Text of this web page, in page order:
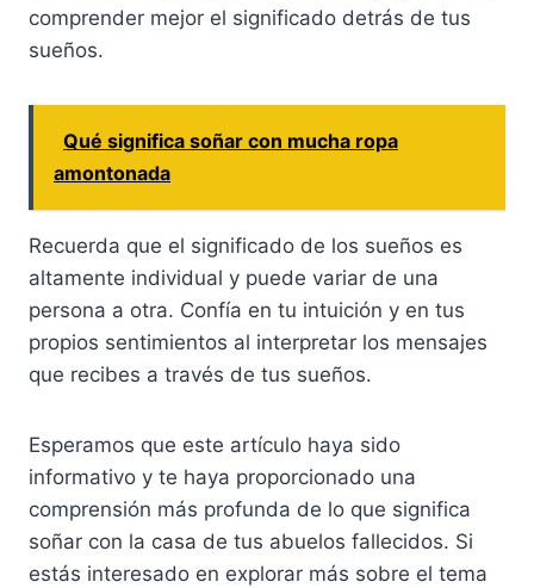
comprender mejor el significado detrás de tus
sueños.
Qué significa soñar con mucha ropa
amontonada
Recuerda que el significado de los sueños es
altamente individual y puede variar de una
persona a otra. Confía en tu intuición y en tus
propios sentimientos al interpretar los mensajes
que recibes a través de tus sueños.
Esperamos que este artículo haya sido
informativo y te haya proporcionado una
comprensión más profunda de lo que significa
soñar con la casa de tus abuelos fallecidos. Si
estás interesado en explorar más sobre el tema